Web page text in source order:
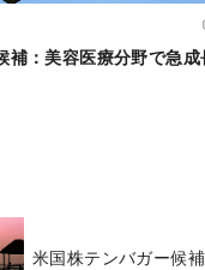
補：美容医療分野で急
米国株テンバガー候